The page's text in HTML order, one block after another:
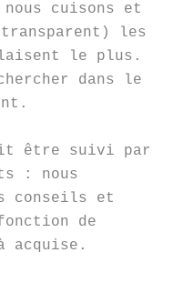
cuisons et
les
le plus.
dans le
être suivi par
: nous
conseils et
de
acquise.